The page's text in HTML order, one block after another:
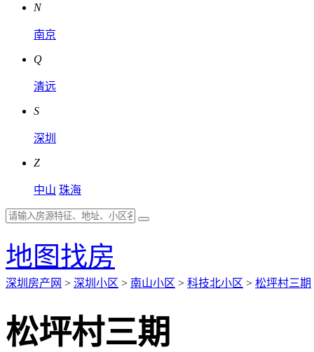
N
南京
Q
清远
S
深圳
Z
中山 珠海
地图找房
深圳房产网 > 深圳小区 > 南山小区 > 科技北小区 > 松坪村三期
松坪村三期